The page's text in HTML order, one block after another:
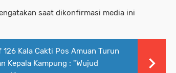
saat dikonfirmasi media ini
126 Kala Cakti Pos Amuan Turun
Kepala Kampung : "Wujud